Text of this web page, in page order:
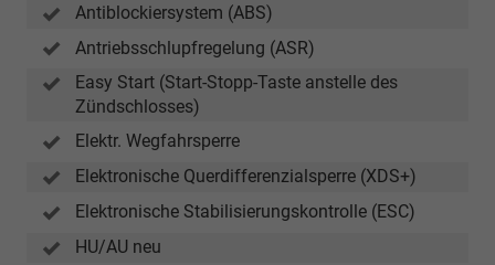
Antiblockiersystem (ABS)
Antriebsschlupfregelung (ASR)
Easy Start (Start-Stopp-Taste anstelle des
Zündschlosses)
Elektr. Wegfahrsperre
Elektronische Querdifferenzialsperre (XDS+)
Elektronische Stabilisierungskontrolle (ESC)
HU/AU neu